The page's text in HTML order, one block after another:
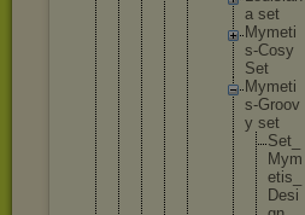
a set
Mymeti
s-Cosy
Set
Mymeti
s-Groov
y set
Set
Mym
etis
Desi